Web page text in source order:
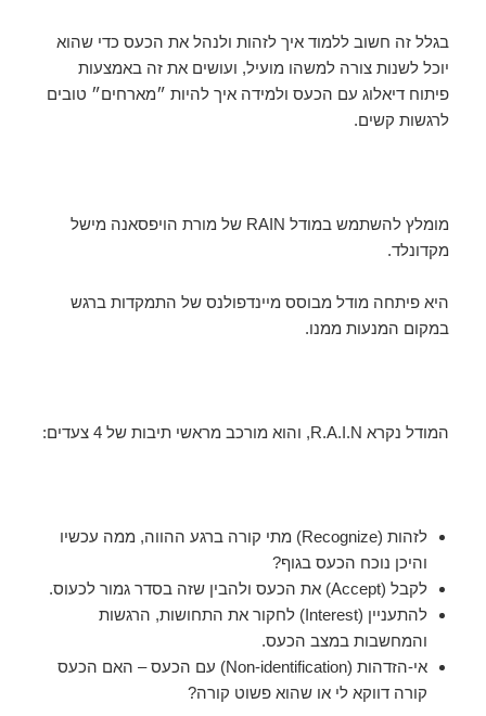
בגלל זה חשוב ללמוד איך לזהות ולנהל את הכעס כדי שהוא
יוכל לשנות צורה למשהו מועיל, ועושים את זה באמצעות
פיתוח דיאלוג עם הכעס ולמידה איך להיות ״מארחים״ טובים
לרגשות קשים.
מומלץ להשתמש במודל RAIN של מורת הויפסאנה מישל
מקדונלד.
היא פיתחה מודל מבוסס מיינדפולנס של התמקדות ברגש
במקום המנעות ממנו.
המודל נקרא R.A.I.N, והוא מורכב מראשי תיבות של 4 צעדים:
לזהות (Recognize) מתי קורה ברגע ההווה, ממה עכשיו
והיכן נוכח הכעס בגוף?
לקבל (Accept) את הכעס ולהבין שזה בסדר גמור לכעוס.
להתעניין (Interest) לחקור את התחושות, הרגשות
והמחשבות במצב הכעס.
אי-הזדהות (Non-identification) עם הכעס – האם הכעס
קורה דווקא לי או שהוא פשוט קורה?